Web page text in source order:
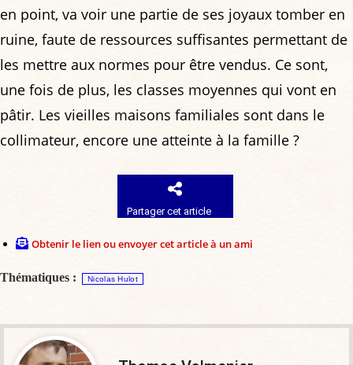
en point, va voir une partie de ses joyaux tomber en
ruine, faute de ressources suffisantes permettant de
les mettre aux normes pour être vendus. Ce sont,
une fois de plus, les classes moyennes qui vont en
pâtir. Les vieilles maisons familiales sont dans le
collimateur, encore une atteinte à la famille ?
Partager cet article
Obtenir le lien ou envoyer cet article à un ami
Thématiques : Nicolas Hulot